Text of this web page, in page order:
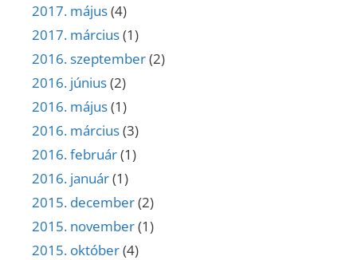
2017. május(4)
2017. március(1)
2016. szeptember(2)
2016. június(2)
2016. május(1)
2016. március(3)
2016. február(1)
2016. január(1)
2015. december(2)
2015. november(1)
2015. október(4)